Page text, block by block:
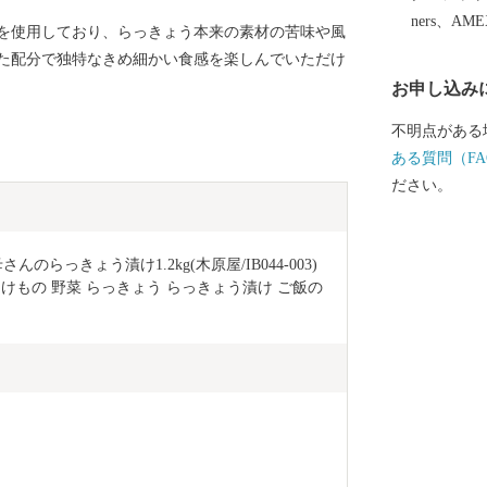
使用しており、らっきょう本来の素材の苦味や風
配分で独特なきめ細かい食感を楽しんでいただけ
んのらっきょう漬け1.2kg(木原屋/IB044-003)
もの 野菜 らっきょう らっきょう漬け ご飯の
ners、
お申し込み
不明点があ
ある質問（
ださい。